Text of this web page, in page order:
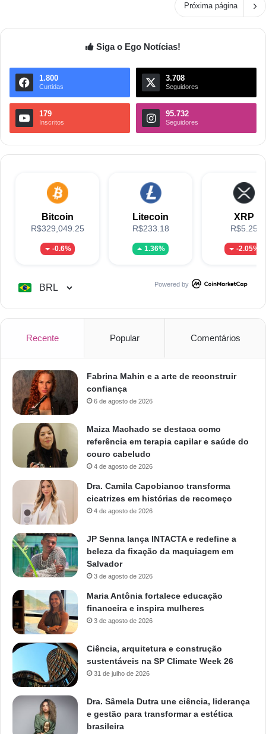
Próxima página
Siga o Ego Notícias!
1.800
Curtidas
3.708
Seguidores
179
Inscritos
95.732
Seguidores
Bitcoin
R$329,049.25
-0.6%
Litecoin
R$233.18
1.36%
XRP
R$5.25
-2.05%
Powered by
Recente Popular Comentários
Fabrina Mahin e a arte de reconstruir
confiança
6 de agosto de 2026
Maiza Machado se destaca como
referência em terapia capilar e saúde do
couro cabeludo
4 de agosto de 2026
Dra. Camila Capobianco transforma
cicatrizes em histórias de recomeço
4 de agosto de 2026
JP Senna lança INTACTA e redefine a
beleza da fixação da maquiagem em
Salvador
3 de agosto de 2026
Maria Antônia fortalece educação
financeira e inspira mulheres
3 de agosto de 2026
Ciência, arquitetura e construção
sustentáveis na SP Climate Week 26
31 de julho de 2026
Dra. Sâmela Dutra une ciência, liderança
e gestão para transformar a estética
brasileira